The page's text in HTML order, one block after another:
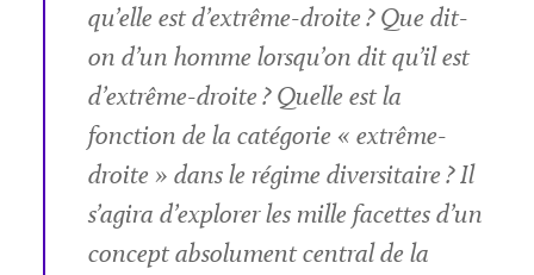
qu’elle est d’extrême-droite ? Que dit-
on d’un homme lorsqu’on dit qu’il est
d’extrême-droite ? Quelle est la
fonction de la catégorie « extrême-
droite » dans le régime diversitaire ? Il
s’agira d’explorer les mille facettes d’un
concept absolument central de la